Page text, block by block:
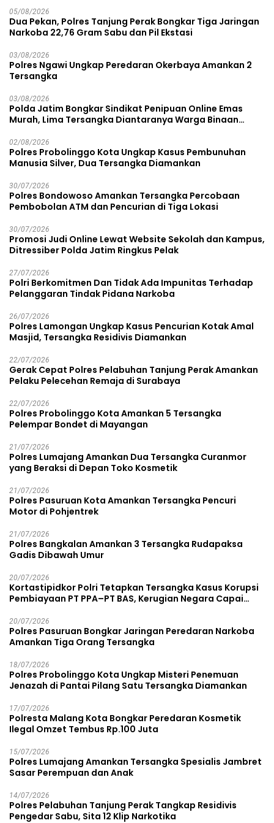
05/08/2026
Dua Pekan, Polres Tanjung Perak Bongkar Tiga Jaringan
Narkoba 22,76 Gram Sabu dan Pil Ekstasi
03/08/2026
Polres Ngawi Ungkap Peredaran Okerbaya Amankan 2
Tersangka
03/08/2026
Polda Jatim Bongkar Sindikat Penipuan Online Emas
Murah, Lima Tersangka Diantaranya Warga Binaan
02/08/2026
Polres Probolinggo Kota Ungkap Kasus Pembunuhan
Manusia Silver, Dua Tersangka Diamankan
30/07/2026
Polres Bondowoso Amankan Tersangka Percobaan
Pembobolan ATM dan Pencurian di Tiga Lokasi
30/07/2026
Promosi Judi Online Lewat Website Sekolah dan Kampus,
Ditressiber Polda Jatim Ringkus Pelak
27/07/2026
Polri Berkomitmen Dan Tidak Ada Impunitas Terhadap
Pelanggaran Tindak Pidana Narkoba
26/07/2026
Polres Lamongan Ungkap Kasus Pencurian Kotak Amal
Masjid, Tersangka Residivis Diamankan
22/07/2026
Gerak Cepat Polres Pelabuhan Tanjung Perak Amankan
Pelaku Pelecehan Remaja di Surabaya
22/07/2026
Polres Probolinggo Kota Amankan 5 Tersangka
Pelempar Bondet di Mayangan
21/07/2026
Polres Lumajang Amankan Dua Tersangka Curanmor
yang Beraksi di Depan Toko Kosmetik
21/07/2026
Polres Pasuruan Kota Amankan Tersangka Pencuri
Motor di Pohjentrek
21/07/2026
Polres Bangkalan Amankan 3 Tersangka Rudapaksa
Gadis Dibawah Umur
20/07/2026
Kortastipidkor Polri Tetapkan Tersangka Kasus Korupsi
Pembiayaan PT PPA–PT BAS, Kerugian Negara Capai
20/07/2026
Polres Pasuruan Bongkar Jaringan Peredaran Narkoba
Amankan Tiga Orang Tersangka
18/07/2026
Polres Probolinggo Kota Ungkap Misteri Penemuan
Jenazah di Pantai Pilang Satu Tersangka Diamankan
17/07/2026
Polresta Malang Kota Bongkar Peredaran Kosmetik
Ilegal Omzet Tembus Rp.100 Juta
15/07/2026
Polres Lumajang Amankan Tersangka Spesialis Jambret
Sasar Perempuan dan Anak
14/07/2026
Polres Pelabuhan Tanjung Perak Tangkap Residivis
Pengedar Sabu, Sita 12 Klip Narkotika